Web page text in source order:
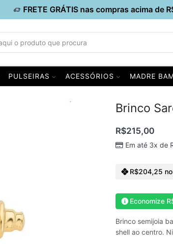
FRETE GRÁTIS nas compras acima de
PULSEIRAS ACESSÓRIOS MADRE
Brinco
R$215,00
Em até 3x de
R$204,25
Economize
Brinco semijoia
shell ao centro.